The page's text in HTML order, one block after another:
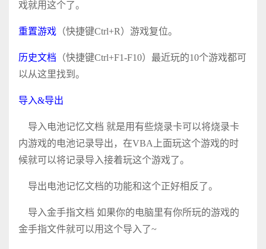
戏就用这个了。
重置游戏 （快捷键Ctrl+R）游戏复位。
历史文档 （快捷键Ctrl+F1-F10）最近玩的10个游戏都可
以从这里找到。
导入&导出
导入电池记忆文档 就是用有些烧录卡可以将烧录卡
内游戏的电池记录导出，在VBA上面玩这个游戏的时
候就可以将记录导入接着玩这个游戏了。
导出电池记忆文档的功能和这个正好相反了。
导入金手指文档 如果你的电脑里有你所玩的游戏的
金手指文件就可以用这个导入了~